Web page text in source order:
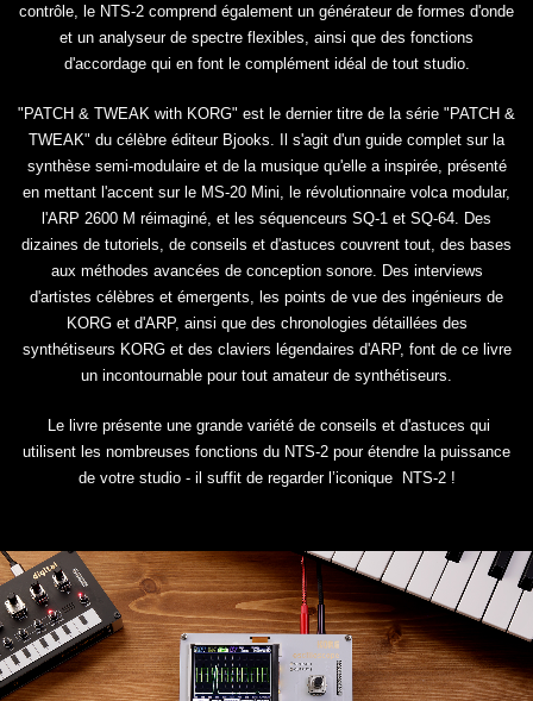
contrôle, le NTS-2 comprend également un générateur de formes d'onde
et un analyseur de spectre flexibles, ainsi que des fonctions
d'accordage qui en font le complément idéal de tout studio.
"PATCH & TWEAK with KORG" est le dernier titre de la série "PATCH &
TWEAK" du célèbre éditeur Bjooks. Il s'agit d'un guide complet sur la
synthèse semi-modulaire et de la musique qu'elle a inspirée, présenté
en mettant l'accent sur le MS-20 Mini, le révolutionnaire volca modular,
l'ARP 2600 M réimaginé, et les séquenceurs SQ-1 et SQ-64. Des
dizaines de tutoriels, de conseils et d'astuces couvrent tout, des bases
aux méthodes avancées de conception sonore. Des interviews
d'artistes célèbres et émergents, les points de vue des ingénieurs de
KORG et d'ARP, ainsi que des chronologies détaillées des
synthétiseurs KORG et des claviers légendaires d'ARP, font de ce livre
un incontournable pour tout amateur de synthétiseurs.
Le livre présente une grande variété de conseils et d'astuces qui
utilisent les nombreuses fonctions du NTS-2 pour étendre la puissance
de votre studio - il suffit de regarder l’iconique NTS-2 !